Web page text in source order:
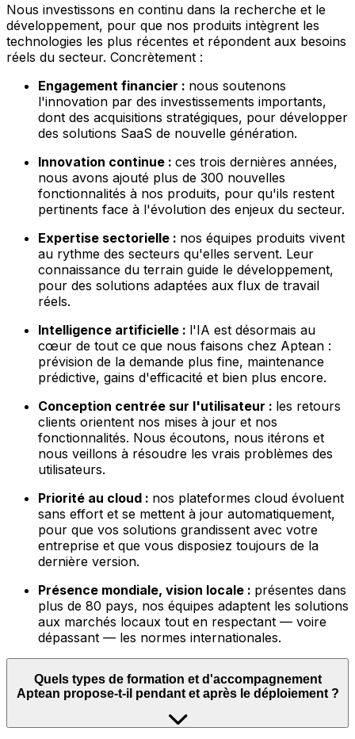
Nous investissons en continu dans la recherche et le
développement, pour que nos produits intègrent les
technologies les plus récentes et répondent aux besoins
réels du secteur. Concrètement :
Engagement financier : nous soutenons
l'innovation par des investissements importants,
dont des acquisitions stratégiques, pour développer
des solutions SaaS de nouvelle génération.
Innovation continue : ces trois dernières années,
nous avons ajouté plus de 300 nouvelles
fonctionnalités à nos produits, pour qu'ils restent
pertinents face à l'évolution des enjeux du secteur.
Expertise sectorielle : nos équipes produits vivent
au rythme des secteurs qu'elles servent. Leur
connaissance du terrain guide le développement,
pour des solutions adaptées aux flux de travail
réels.
Intelligence artificielle : l'IA est désormais au
cœur de tout ce que nous faisons chez Aptean :
prévision de la demande plus fine, maintenance
prédictive, gains d'efficacité et bien plus encore.
Conception centrée sur l'utilisateur : les retours
clients orientent nos mises à jour et nos
fonctionnalités. Nous écoutons, nous itérons et
nous veillons à résoudre les vrais problèmes des
utilisateurs.
Priorité au cloud : nos plateformes cloud évoluent
sans effort et se mettent à jour automatiquement,
pour que vos solutions grandissent avec votre
entreprise et que vous disposiez toujours de la
dernière version.
Présence mondiale, vision locale : présentes dans
plus de 80 pays, nos équipes adaptent les solutions
aux marchés locaux tout en respectant — voire
dépassant — les normes internationales.
Quels types de formation et d'accompagnement
Aptean propose-t-il pendant et après le déploiement ?